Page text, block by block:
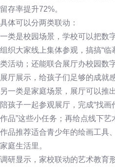
留存率提升72%。
具体可以分两类联动：
一类是校园场景，学校可以把数
组织大家线上集体参观，搞搞“临
类活动；还能联合展厅办校园数
展厅展示，给孩子们足够的成就感
另一类是家庭场景，展厅可以推
陪孩子一起参观展厅，完成“找画
作品”这些小任务；再给点线下
作品推荐适合青少年的绘画工具
家庭生活里。
调研显示，家校联动的艺术教育